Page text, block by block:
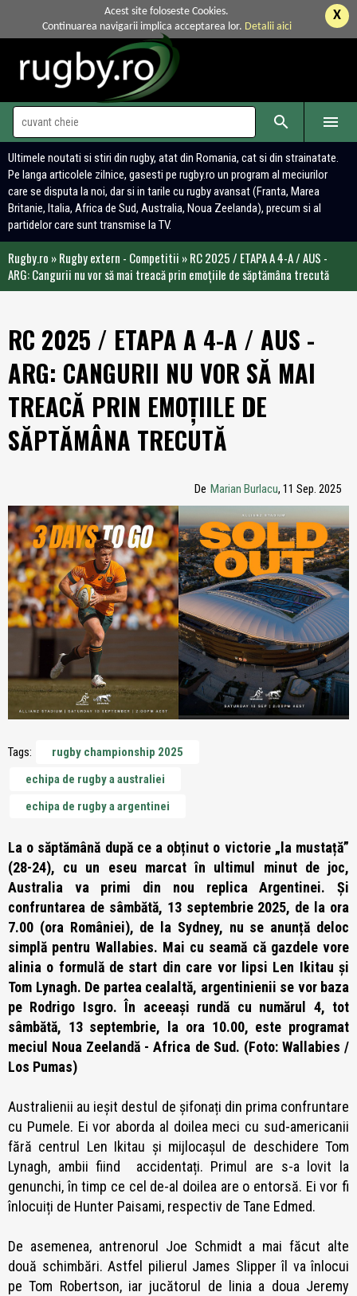
X
Acest site foloseste Cookies.
Continuarea navigarii implica acceptarea lor. Detalii aici
 
Ultimele noutati si stiri din rugby, atat din Romania, cat si din strainatate.
Pe langa articolele zilnice, gasesti pe rugby.ro un program al meciurilor
care se disputa la noi, dar si in tarile cu rugby avansat (Franta, Marea
Britanie, Italia, Africa de Sud, Australia, Noua Zeelanda), precum si al
partidelor care sunt transmise la TV.
Rugby.ro »Rugby extern - Competitii »RC 2025 / ETAPA A 4-A / AUS -
ARG: Cangurii nu vor să mai treacă prin emoțiile de săptămâna trecută
RC 2025 / ETAPA A 4-A / AUS -
ARG: CANGURII NU VOR SĂ MAI
TREACĂ PRIN EMOȚIILE DE
SĂPTĂMÂNA TRECUTĂ
De Marian Burlacu, 11 Sep. 2025
Tags:
rugby championship 2025
echipa de rugby a australiei
echipa de rugby a argentinei
La o săptămână după ce a obținut o victorie „la mustață”
(28-24), cu un eseu marcat în ultimul minut de joc,
Australia va primi din nou replica Argentinei. Și
confruntarea de sâmbătă, 13 septembrie 2025, de la ora
7.00 (ora României), de la Sydney, nu se anunță deloc
simplă pentru Wallabies. Mai cu seamă că gazdele vore
alinia o formulă de start din care vor lipsi Len Ikitau și
Tom Lynagh. De partea cealaltă, argentinienii se vor baza
pe Rodrigo Isgro. În aceeași rundă cu numărul 4, tot
sâmbătă, 13 septembrie, la ora 10.00, este programat
meciul Noua Zeelandă - Africa de Sud. (Foto: Wallabies /
Los Pumas)
Australienii au ieșit destul de șifonați din prima confruntare
cu Pumele. Ei vor aborda al doilea meci cu sud-americanii
fără centrul Len Ikitau și mijlocașul de deschidere Tom
Lynagh, ambii fiind accidentați. Primul are s-a lovit la
genunchi, în timp ce cel de-al doilea are o entorsă. Ei vor fi
înlocuiți de Hunter Paisami, respectiv de Tane Edmed.
De asemenea, antrenorul Joe Schmidt a mai făcut alte
două schimbări. Astfel pilierul James Slipper îl va înlocui
pe Tom Robertson, iar jucătorul de linia a doua Jeremy